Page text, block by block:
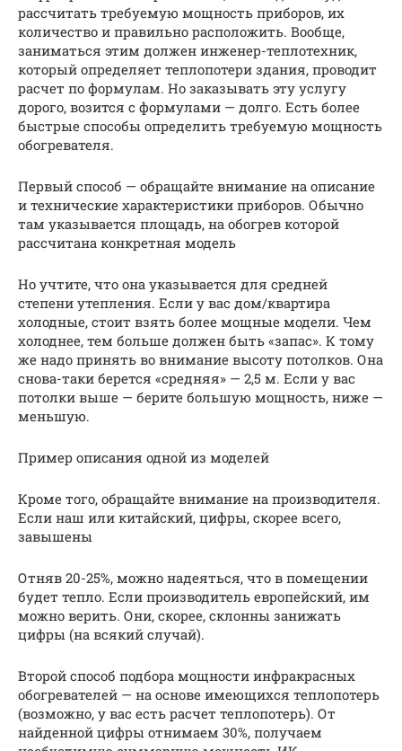
рассчитать требуемую мощность приборов, их
количество и правильно расположить. Вообще,
заниматься этим должен инженер-теплотехник,
который определяет теплопотери здания, проводит
расчет по формулам. Но заказывать эту услугу
дорого, возится с формулами — долго. Есть более
быстрые способы определить требуемую мощность
обогревателя.
Первый способ — обращайте внимание на описание
и технические характеристики приборов. Обычно
там указывается площадь, на обогрев которой
рассчитана конкретная модель
Но учтите, что она указывается для средней
степени утепления. Если у вас дом/квартира
холодные, стоит взять более мощные модели. Чем
холоднее, тем больше должен быть «запас». К тому
же надо принять во внимание высоту потолков. Она
снова-таки берется «средняя» — 2,5 м. Если у вас
потолки выше — берите большую мощность, ниже —
меньшую.
Пример описания одной из моделей
Кроме того, обращайте внимание на производителя.
Если наш или китайский, цифры, скорее всего,
завышены
Отняв 20-25%, можно надеяться, что в помещении
будет тепло. Если производитель европейский, им
можно верить. Они, скорее, склонны занижать
цифры (на всякий случай).
Второй способ подбора мощности инфракрасных
обогревателей — на основе имеющихся теплопотерь
(возможно, у вас есть расчет теплопотерь). От
найденной цифры отнимаем 30%, получаем